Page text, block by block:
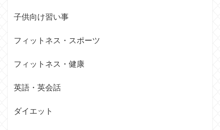
子供向け習い事
フィットネス・スポーツ
フィットネス・健康
英語・英会話
ダイエット